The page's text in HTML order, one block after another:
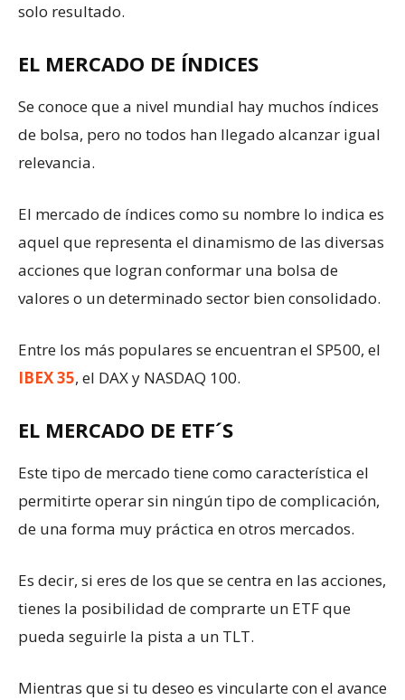
solo resultado.
EL MERCADO DE ÍNDICES
Se conoce que a nivel mundial hay muchos índices
de bolsa, pero no todos han llegado alcanzar igual
relevancia.
El mercado de índices como su nombre lo indica es
aquel que representa el dinamismo de las diversas
acciones que logran conformar una bolsa de
valores o un determinado sector bien consolidado.
Entre los más populares se encuentran el SP500, el
IBEX 35, el DAX y NASDAQ 100.
EL MERCADO DE ETF´S
Este tipo de mercado tiene como característica el
permitirte operar sin ningún tipo de complicación,
de una forma muy práctica en otros mercados.
Es decir, si eres de los que se centra en las acciones,
tienes la posibilidad de comprarte un ETF que
pueda seguirle la pista a un TLT.
Mientras que si tu deseo es vincularte con el avance